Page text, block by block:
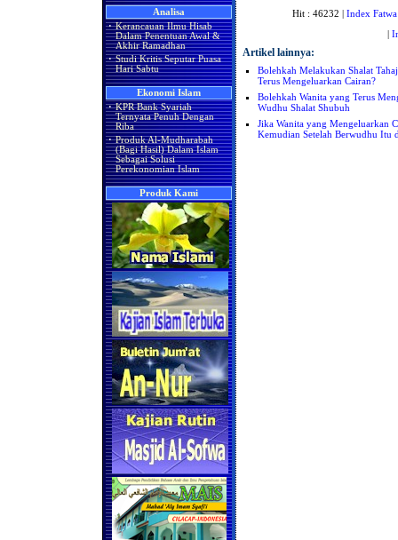
Analisa
· Kerancauan Ilmu Hisab
Dalam Penentuan Awal &
Akhir Ramadhan
· Studi Kritis Seputar Puasa
Hari Sabtu
Ekonomi Islam
· KPR Bank Syariah
Ternyata Penuh Dengan
Riba
· Produk Al-Mudharabah
(Bagi Hasil) Dalam Islam
Sebagai Solusi
Perekonomian Islam
Produk Kami
Hit : 46232 | Index Fatwa
|
Artikel lainnya:
Bolehkah Melakukan Shalat
Terus Mengeluarkan Cairan?
Bolehkah Wanita yang Terus
Wudhu Shalat Shubuh
Jika Wanita yang Mengeluarkan
Kemudian Setelah Berwudhu Itu